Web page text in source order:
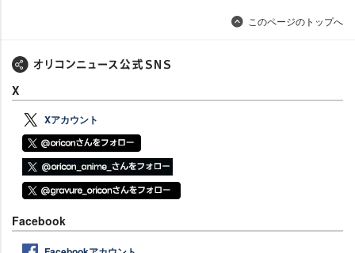
このページのトップへ
X
Xアカウント
Facebook